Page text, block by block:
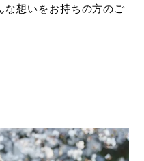
な想いをお持ちの方のご